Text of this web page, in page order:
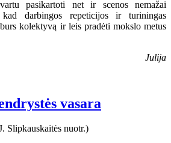
pasikartoti net ir scenos nemažai
kad darbingos repeticijos ir turiningas
kolektyvą ir leis pradėti mokslo metus
Julija
vasara